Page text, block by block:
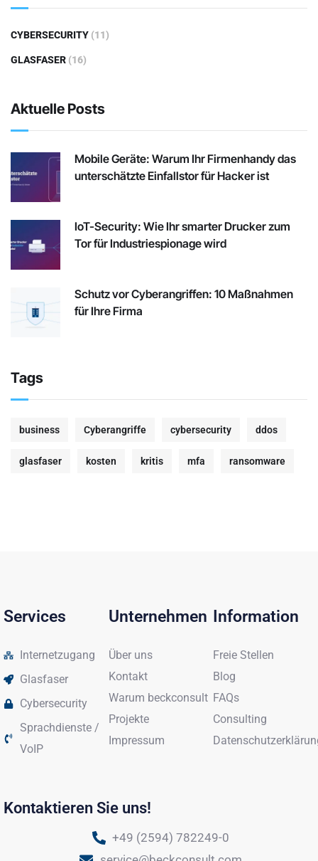
CYBERSECURITY (11)
GLASFASER (16)
Aktuelle Posts
Mobile Geräte: Warum Ihr Firmenhandy das
unterschätzte Einfallstor für Hacker ist
IoT-Security: Wie Ihr smarter Drucker zum
Tor für Industriespionage wird
Schutz vor Cyberangriffen: 10 Maßnahmen
für Ihre Firma
Tags
business Cyberangriffe cybersecurity ddos
glasfaser kosten kritis mfa ransomware
Services
Internetzugang
Glasfaser
Cybersecurity
Sprachdienste /
VoIP
Unternehmen
Über uns
Kontakt
Warum beckconsult
Projekte
Impressum
Information
Freie Stellen
Blog
FAQs
Consulting
Kontaktieren Sie uns!
+49 (2594) 782249-0